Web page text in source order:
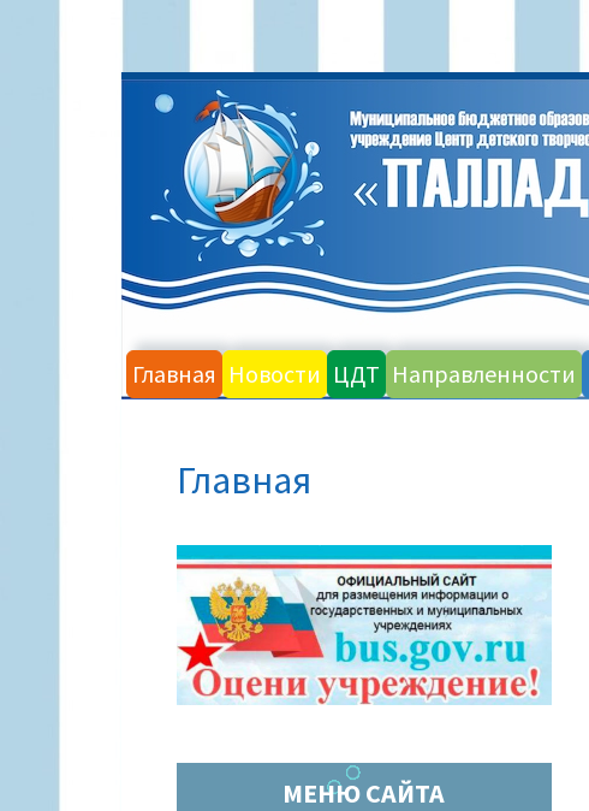
Перейти
содержимому
Главная Новости ЦДТ Направленности
(ХЛЕБНЫЕ
КРОШКИ)
Главная
ОСНОВНАЯ
ПАНЕЛЬ
МЕНЮ САЙТА